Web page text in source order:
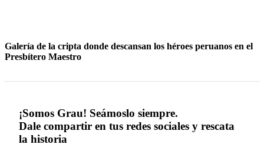
Galería de la cripta donde descansan los héroes peruanos en el
Presbítero Maestro
¡Somos Grau! Seámoslo siempre.
Dale compartir en tus redes sociales y rescata
la historia